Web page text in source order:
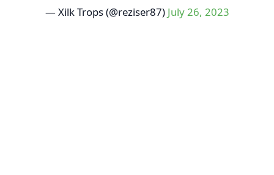
— Xilk Trops (@reziser87) July 26, 2023